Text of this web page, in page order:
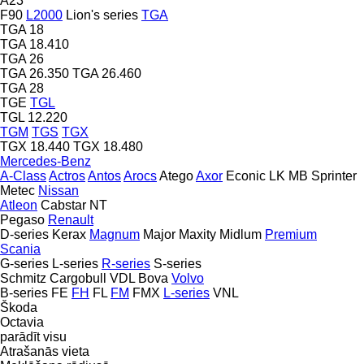
F90 L2000 Lion's series TGA
TGA 18
TGA 18.410
TGA 26
TGA 26.350 TGA 26.460
TGA 28
TGE TGL
TGL 12.220
TGM TGS TGX
TGX 18.440 TGX 18.480
Mercedes-Benz
A-ClassActrosAntosArocsAtegoAxor Econic LK MB Sprinter
Metec Nissan
Atleon Cabstar NT
Pegaso Renault
D-series Kerax Magnum Major Maxity Midlum Premium
Scania
G-series L-series R-series S-series
Schmitz Cargobull
VDL Bova Volvo
B-series FE FH FL FM FMX L-series VNL
Škoda
Octavia
parādīt visu
Atrašanās vieta